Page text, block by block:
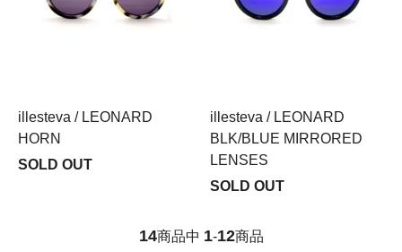
illesteva / LEONARD
HORN
SOLD OUT
illesteva / LEONARD
BLK/BLUE MIRRORED
LENSES
SOLD OUT
14商品中 1-12商品